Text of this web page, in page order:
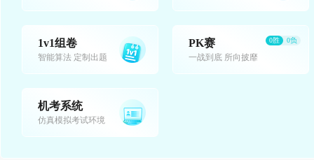
1v1组卷
智能算法 定制出题
PK赛
一战到底 所向披靡
0胜 0负
机考系统
仿真模拟考试环境